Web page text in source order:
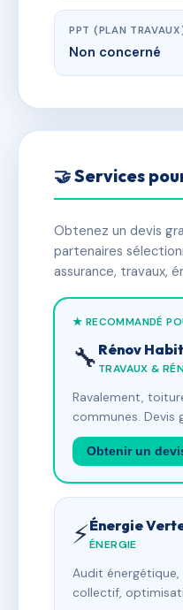
PPT (PLAN
Non concerné
🤝 Services
Obtenez un devis
partenaires
assurance, travaux,
★ RECOMMANDÉ
🔧 Rénov
TRAVAUX &
Ravalement,
communes. Devis
Obtenir un
⚡Énergie
ÉNERGIE
Audit
collectif,